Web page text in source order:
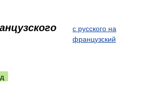
с русского на
французский